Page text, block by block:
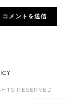
RESERVED